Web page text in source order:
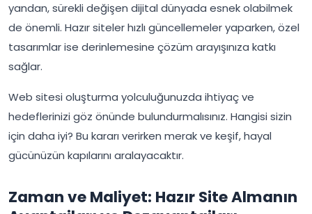
yandan, sürekli değişen dijital dünyada esnek olabilmek
de önemli. Hazır siteler hızlı güncellemeler yaparken, özel
tasarımlar ise derinlemesine çözüm arayışınıza katkı
sağlar.
Web sitesi oluşturma yolculuğunuzda ihtiyaç ve
hedeflerinizi göz önünde bulundurmalısınız. Hangisi sizin
için daha iyi? Bu kararı verirken merak ve keşif, hayal
gücünüzün kapılarını aralayacaktır.
Zaman ve Maliyet: Hazır Site Almanın